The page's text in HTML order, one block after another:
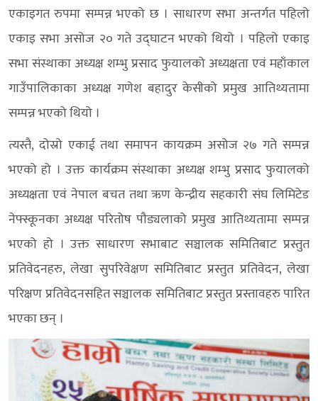
एकाइगत रुपमा सम्पन्न भएको छ । साधारण सभा अन्तर्गत पहिलो
एकाइ सभा असोज २० गते उद्घाटन भएको थियो । पहिलो एकाइ
सभा संस्थाका अध्यक्ष शम्भु प्रसाद फुयालको अध्यक्षता एवं महाँकाल
गाउँपालिकाका अध्यक्ष गणेश बहादुर केसीको प्रमुख आतिथ्यतामा
सम्पन्न भएको थियो ।
त्यस्तै, दोस्रो एकाई तथा समापन कायक्रम असोज २७ गते सम्पन्न
भएको हो । उक्त कार्यक्रम संस्थाका अध्यक्ष शम्भु प्रसाद फुयालको
अध्यक्षता एवं नेपाल बचत तथा ऋण केन्द्रीय सहकारी संघ लिमिटेड
नेफ्स्कूनका अध्यक्ष परितोष पौड्यलाको प्रमुख आतिथ्यतामा सम्पन्न
भएको हो । उक्त साधारण सभाबाट सञ्चालक समितिबाट प्रस्तुत
प्रतिवेदनहरु, लेखा सुपरिवेक्षण समितिबाट प्रस्तुत प्रतिवेदन, लेखा
परिक्षण प्रतिवेदनसहित सञ्चालक समितिबाट प्रस्तुत प्रस्तावहरु पारित
भएका छन् ।